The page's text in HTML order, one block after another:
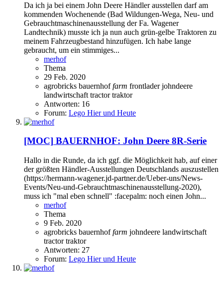
Da ich ja bei einem John Deere Händler ausstellen darf am
kommenden Wochenende (Bad Wildungen-Wega, Neu- und
Gebrauchtmaschinenausstellung der Fa. Wagener
Landtechnik) musste ich ja nun auch grün-gelbe Traktoren zu
meinem Fahrzeugbestand hinzufügen. Ich habe lange
gebraucht, um ein stimmiges...
merhof
Thema
29 Feb. 2020
agrobricks bauernhoffarm frontladerjohndeere
landwirtschaft tractortraktor
Antworten: 16
Forum: Lego Hier und Heute
[MOC] BAUERNHOF: John Deere 8R-Serie
Hallo in die Runde, da ich ggf. die Möglichkeit hab, auf einer
der größten Händler-Ausstellungen Deutschlands auszustellen
(https://hermann-wagener.jd-partner.de/Ueber-uns/News-
Events/Neu-und-Gebrauchtmaschinenausstellung-2020),
muss ich "mal eben schnell" :facepalm: noch einen John...
merhof
Thema
9 Feb. 2020
agrobricks bauernhoffarm johndeere landwirtschaft
tractortraktor
Antworten: 27
Forum: Lego Hier und Heute